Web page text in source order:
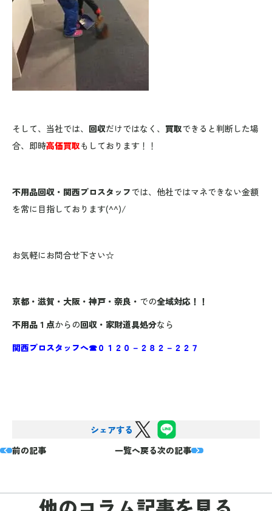
そして、当社では、 回収だけではなく、 買取できると判断した場
合、即時高価買取もしております！！
不用品回収・関西プロスタッフでは、他社ではマネできない金額
を常に目指しております(^^)/
お気軽にお問合せ下さい☆
京都・滋賀・大阪・神戸・奈良・ での全域対応！！
不用品１点からの回収・家財道具処分なら
関西プロスタッフへ☎０１２０－２８２－２２７
シェアする
前の記事
一覧へ戻る次の記事